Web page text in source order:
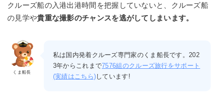
クルーズ船の入港出港時間を把握していないと、クルーズ船
の見学や貴重な撮影のチャンスを逃がしてしまいます。
くま船長
私は国内発着クルーズ専門家のくま船長です。202
3年からこれまで7576組のクルーズ旅行をサポート
(実績はこちら)しています!